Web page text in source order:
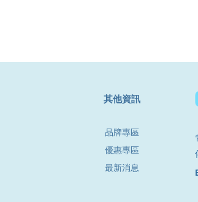
其他資訊
品牌專區
優惠專區
最新消息